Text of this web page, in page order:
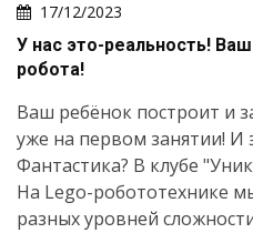
17/12/2023
У нас это-реальность!
робота!
Ваш ребёнок построит и
уже на первом занятии! И
Фантастика? В клубе
На Lego-робототехнике
разных уровней